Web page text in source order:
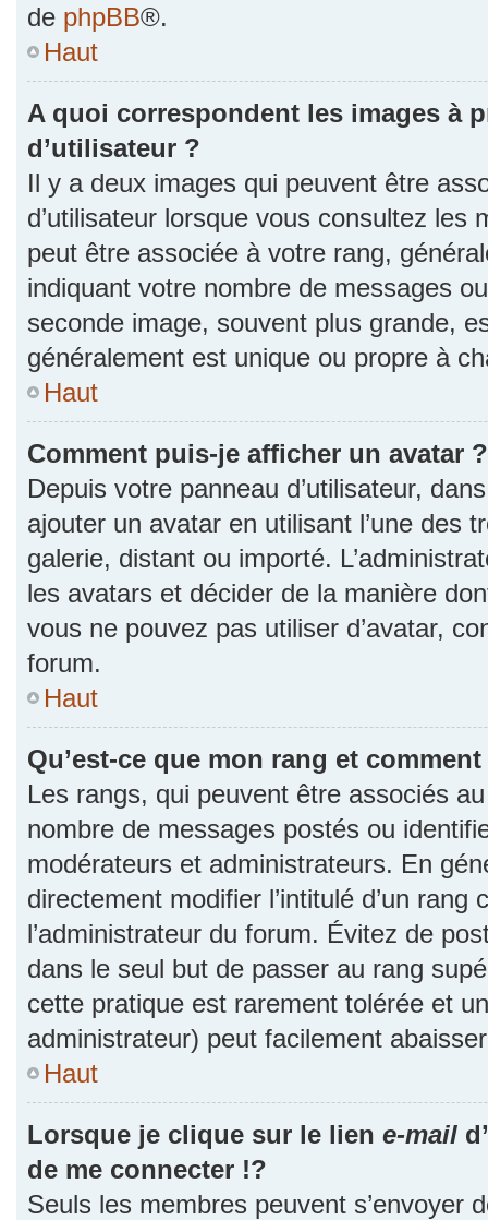
de phpBB®.
Haut
A quoi correspondent les images à
d’utilisateur ?
Il y a deux images qui peuvent être
d’utilisateur lorsque vous consultez les
peut être associée à votre rang,
indiquant votre nombre de messages
seconde image, souvent plus grande,
généralement est unique ou propre à
Haut
Comment puis-je afficher un avatar ?
Depuis votre panneau d’utilisateur,
ajouter un avatar en utilisant l’une des
galerie, distant ou importé.
les avatars et décider de la manière
vous ne pouvez pas utiliser d’avatar,
forum.
Haut
Qu’est-ce que mon rang et
Les rangs, qui peuvent être associés
nombre de messages postés ou
modérateurs et administrateurs. En
directement modifier l’intitulé d’un
l’administrateur du forum. Évitez de
dans le seul but de passer au rang
cette pratique est rarement tolérée et
administrateur) peut facilement
Haut
Lorsque je clique sur le lien e-mail
de me connecter !?
Seuls les membres peuvent s’envoyer